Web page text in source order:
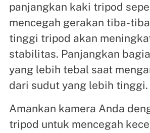
panjangkan kaki tripod
mencegah gerakan tiba-
tinggi tripod akan
stabilitas. Panjangkan
yang lebih tebal saat
dari sudut yang lebih tinggi.
Amankan kamera Anda
tripod untuk mencegah